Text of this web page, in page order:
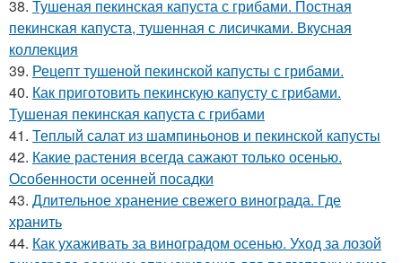
38. Тушеная пекинская капуста с грибами. Постная
пекинская капуста, тушенная с лисичками. Вкусная
коллекция
39. Рецепт тушеной пекинской капусты с грибами.
40. Как приготовить пекинскую капусту с грибами.
Тушеная пекинская капуста с грибами
41. Теплый салат из шампиньонов и пекинской капусты
42. Какие растения всегда сажают только осенью.
Особенности осенней посадки
43. Длительное хранение свежего винограда. Где
хранить
44. Как ухаживать за виноградом осенью. Уход за лозой